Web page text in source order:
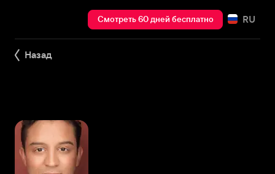
Смотреть 60 дней бесплатно RU
Назад